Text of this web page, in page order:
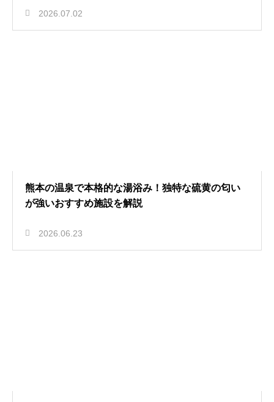
2026.07.02
熊本の温泉で本格的な湯浴み！独特な硫黄の匂い
が強いおすすめ施設を解説
2026.06.23